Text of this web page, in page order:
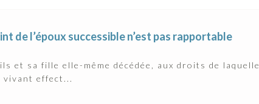
de l’époux successible n’est pas rapportable
et sa fille elle-même décédée, aux droits de laquelle
vivant effect...